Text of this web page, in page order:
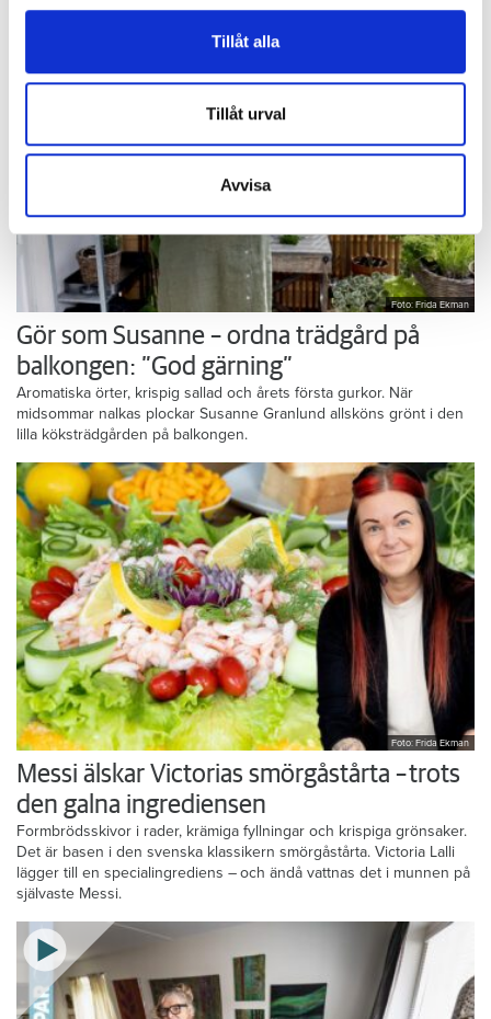
för sociala medier och analysera vår trafik. Vi
vidarebefordrar även sådana identifierare och annan
annons- och analysföretag som vi samarbetar med.
Dessa kan i sin tur kombinera informationen med annan
samlat in när du har använt deras tjänster.
Tillåt alla
Tillåt urval
Avvisa
Foto: Frida Ekman
Gör som Susanne – ordna trädgård på
balkongen: ”God gärning”
Aromatiska örter, krispig sallad och årets första gurkor. När
midsommar nalkas plockar Susanne Granlund allsköns grönt i den
lilla köksträdgården på balkongen.
Foto: Frida Ekman
Messi älskar Victorias smörgåstårta – trots
den galna ingrediensen
Formbrödsskivor i rader, krämiga fyllningar och krispiga grönsaker.
Det är basen i den svenska klassikern smörgåstårta. Victoria Lalli
lägger till en specialingrediens – och ändå vattnas det i munnen på
självaste Messi.